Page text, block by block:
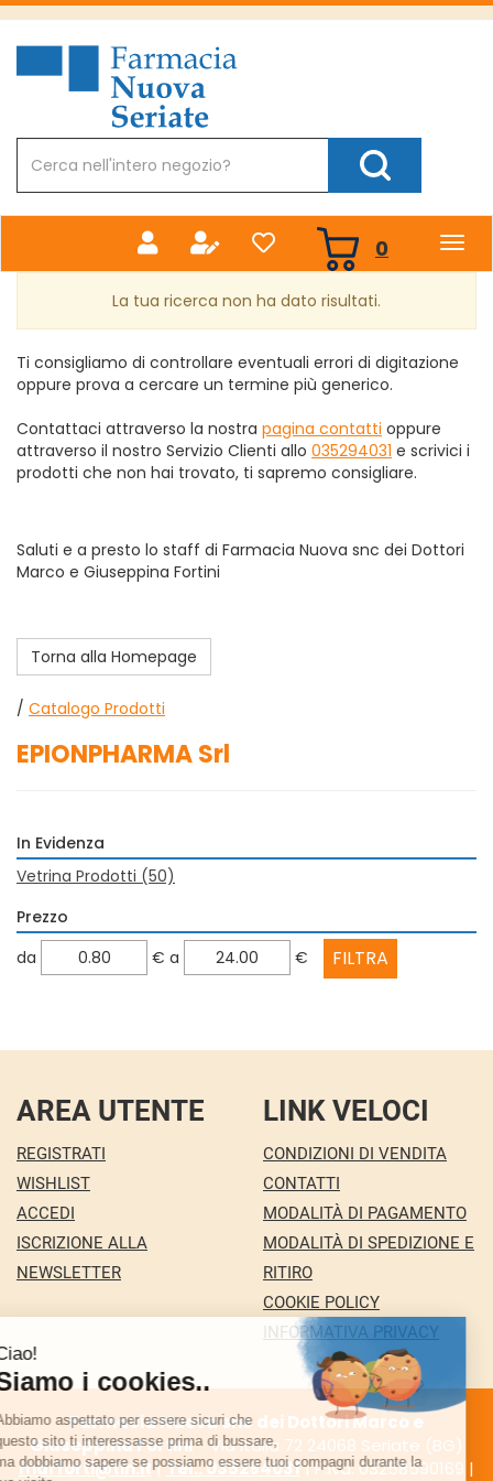
Passa
principale
Farmacia
Nuova
Prodotto
Cerca Prodotto
0 prodotti
inseriti
La tua ricerca non ha dato risultati.
Ti consigliamo di controllare eventuali errori di digitazione
oppure prova a cercare un termine più generico.
Contattaci attraverso la nostra pagina contatti oppure
attraverso il nostro Servizio Clienti allo 035294031 e scrivici i
prodotti che non hai trovato, ti sapremo consigliare.
Saluti e a presto lo staff di Farmacia Nuova snc dei Dottori
Marco e Giuseppina Fortini
Torna alla Homepage
/ Catalogo Prodotti
EPIONPHARMA Srl
In Evidenza
Vetrina Prodotti (50)
Prezzo
filtra
da € filtra
a €
AREA UTENTE
REGISTRATI
WISHLIST
ACCEDI
ISCRIZIONE ALLA
NEWSLETTER
LINK VELOCI
CONDIZIONI DI VENDITA
CONTATTI
MODALITÀ DI PAGAMENTO
MODALITÀ DI SPEDIZIONE E
RITIRO
COOKIE POLICY
INFORMATIVA PRIVACY
Farmacia Nuova snc dei Dottori Marco e
Giuseppina Fortini- Via Italia 72 24068 Seriate (BG)
marforti@tin.it|Tel.: 035294031| P.Iva: 03258590169 |